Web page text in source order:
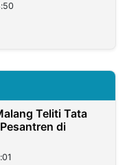
Teliti Tata
di